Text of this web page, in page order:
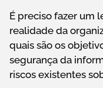
É preciso fazer um
realidade da
quais são os
segurança da
riscos existentes